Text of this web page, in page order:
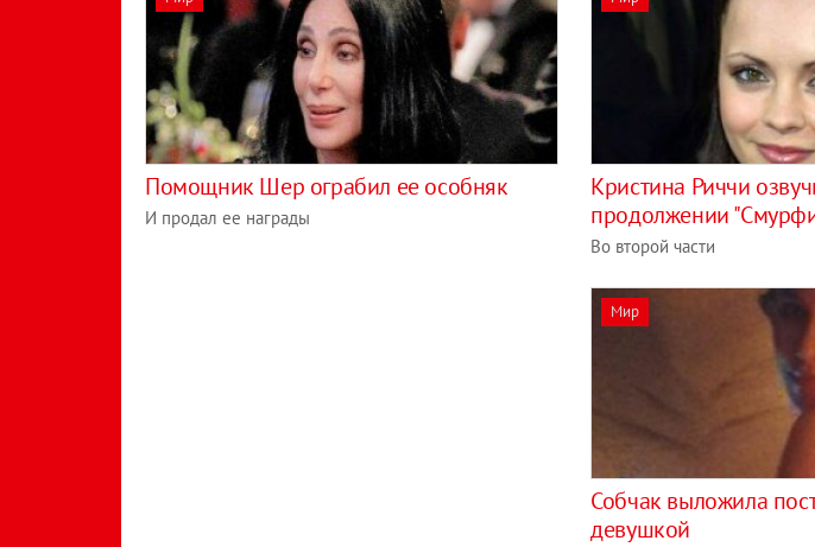
Помощник Шер ограбил ее особняк
И продал ее награды
Кристина Риччи
продолжении
Во второй части
Мир
Собчак выложила
девушкой